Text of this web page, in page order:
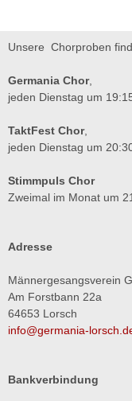
Unsere Chorproben
Germania Chor,
jeden Dienstag um
TaktFest Chor,
jeden Dienstag um
Stimmpuls Chor
Zweimal im Monat um
Adresse
Männergesangsverein
Am Forstbann 22a
64653 Lorsch
info@germania-
Bankverbindung